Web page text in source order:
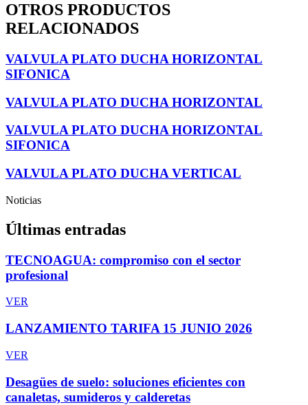
OTROS PRODUCTOS
RELACIONADOS
VALVULA PLATO DUCHA HORIZONTAL
SIFONICA
VALVULA PLATO DUCHA HORIZONTAL
VALVULA PLATO DUCHA HORIZONTAL
SIFONICA
VALVULA PLATO DUCHA VERTICAL
Noticias
Últimas entradas
TECNOAGUA: compromiso con el sector
profesional
VER
LANZAMIENTO TARIFA 15 JUNIO 2026
VER
Desagües de suelo: soluciones eficientes con
canaletas, sumideros y calderetas